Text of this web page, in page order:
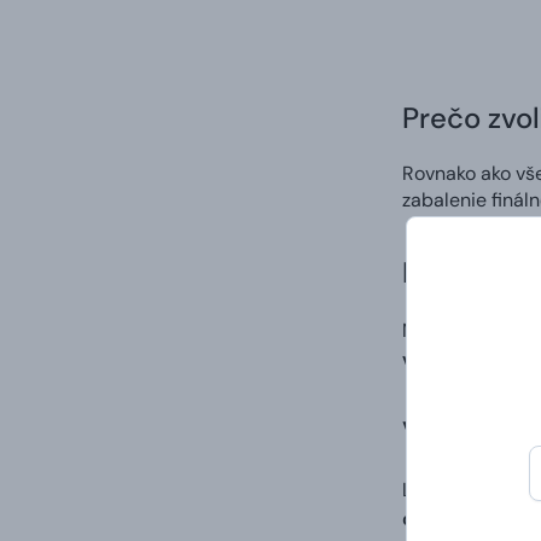
Prečo
Rovnako ako
zabalenie
Kvalitná
Na potlač
výrazných a
Vlastný
Ľahko a rýchlo
digitálna potlač